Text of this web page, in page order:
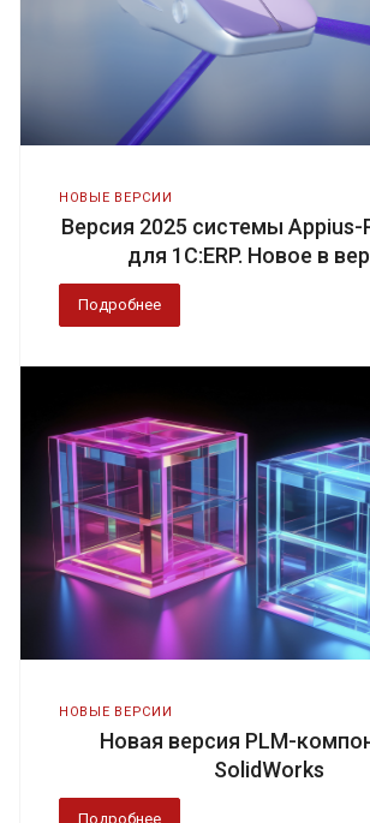
НОВЫЕ ВЕРСИИ
Версия 2025 системы
для 1С:ERP. Новое в
Подробнее
НОВЫЕ ВЕРСИИ
Новая версия PLM-
SolidWorks
Подробнее